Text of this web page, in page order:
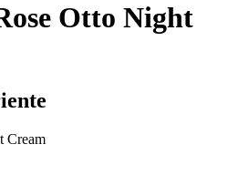
Otto Night
Cream